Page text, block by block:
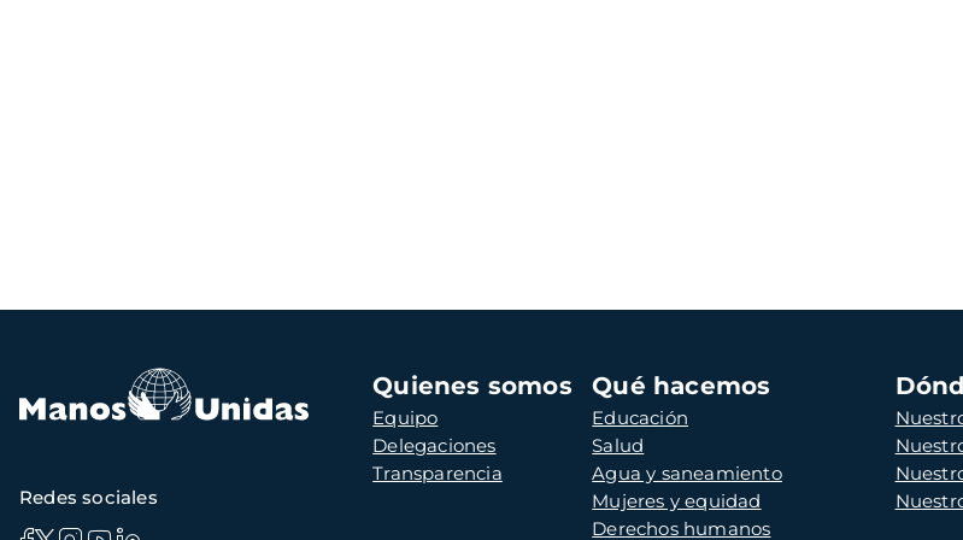
Navegación
principal
Quienes somos
Equipo
Delegaciones
Transparencia
Qué hacemos
Educación
Salud
Agua y saneamiento
Mujeres y equidad
Derechos humanos
Redes sociales